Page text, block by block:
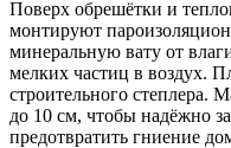
Поверх обрешётки и
монтируют
минеральную вату от
мелких частиц в воздух.
строительного степлера.
до 10 см, чтобы надёжно
предотвратить гниение